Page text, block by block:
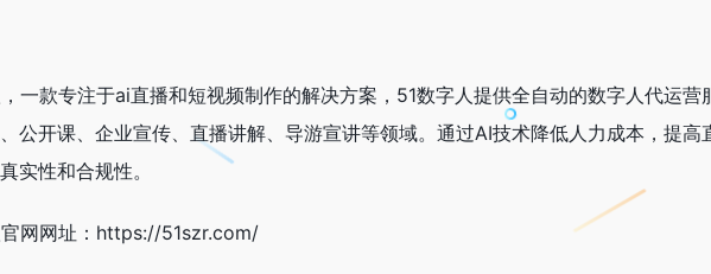
一款专注于ai直播和短视频制作的解决方案，51数字人提供全自动的数字人代运营
公开课、企业宣传、直播讲解、导游宣讲等领域。通过AI技术降低人力成本，提高
实性和合规性。
官网网址：https://51szr.com/